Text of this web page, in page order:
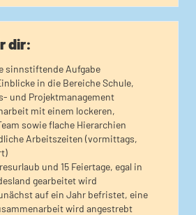
dir:
sinnstiftende Aufgabe
in die Bereiche Schule,
und Projektmanagement
mit einem lockeren,
sowie flache Hierarchien
Arbeitszeiten (vormittags,
und 15 Feiertage, egal in
gearbeitet wird
auf ein Jahr befristet, eine
wird angestrebt